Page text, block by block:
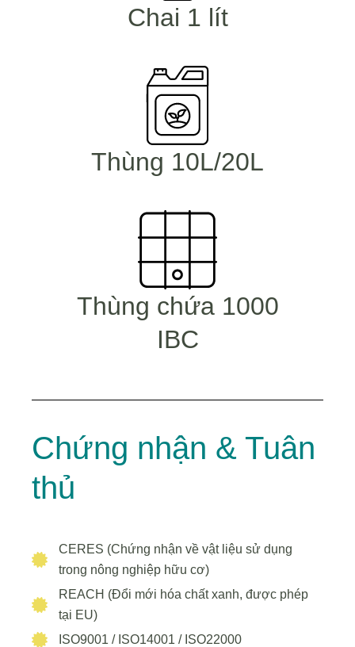
Chai 1 lít
Thùng 10L/20L
Thùng chứa 1000
IBC
Chứng nhận & Tuân
thủ
CERES (Chứng nhận về vật liệu sử dụng
trong nông nghiệp hữu cơ)
REACH (Đổi mới hóa chất xanh, được phép
tại EU)
ISO9001 / ISO14001 / ISO22000